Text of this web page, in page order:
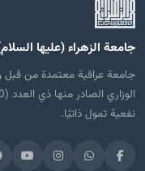
جامعة الزهراء (عليها
جامعة عراقية معتمدة من قبل
نفعية تمول ذاتيًا.